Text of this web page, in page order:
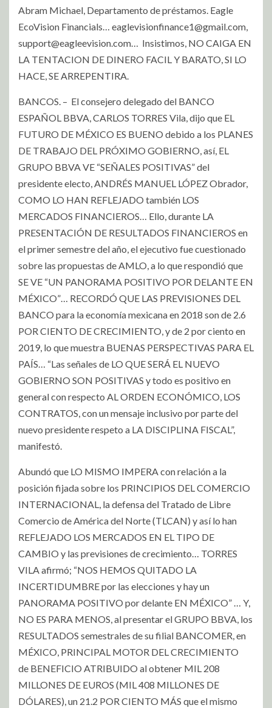
Abram Michael, Departamento de préstamos. Eagle
EcoVision Financials… eaglevisionfinance1@gmail.com
support@eagleevision.com … Insistimos, NO CAIGA EN
LA TENTACION DE DINERO FACIL Y BARATO, SI LO
HACE, SE ARREPENTIRA.
BANCOS. – El consejero delegado del BANCO
ESPAÑOL BBVA, CARLOS TORRES Vila, dijo que EL
FUTURO DE MÉXICO ES BUENO debido a los PLANES
DE TRABAJO DEL PRÓXIMO GOBIERNO, así, EL
GRUPO BBVA VE “SEÑALES POSITIVAS” del
presidente electo, ANDRÉS MANUEL LÓPEZ Obrador,
COMO LO HAN REFLEJADO también LOS
MERCADOS FINANCIEROS… Ello, durante LA
PRESENTACIÓN DE RESULTADOS FINANCIEROS en
el primer semestre del año, el ejecutivo fue cuestionado
sobre las propuestas de AMLO, a lo que respondió que
SE VE “UN PANORAMA POSITIVO POR DELANTE EN
MÉXICO”… RECORDÓ QUE LAS PREVISIONES DEL
BANCO para la economía mexicana en 2018 son de 2.6
POR CIENTO DE CRECIMIENTO, y de 2 por ciento en
2019, lo que muestra BUENAS PERSPECTIVAS PARA EL
PAÍS… “Las señales de LO QUE SERÁ EL NUEVO
GOBIERNO SON POSITIVAS y todo es positivo en
general con respecto AL ORDEN ECONÓMICO, LOS
CONTRATOS, con un mensaje inclusivo por parte del
nuevo presidente respeto a LA DISCIPLINA FISCAL”,
manifestó.
Abundó que LO MISMO IMPERA con relación a la
posición fijada sobre los PRINCIPIOS DEL COMERCIO
INTERNACIONAL, la defensa del Tratado de Libre
Comercio de América del Norte (TLCAN) y así lo han
REFLEJADO LOS MERCADOS EN EL TIPO DE
CAMBIO y las previsiones de crecimiento… TORRES
VILA afirmó; “NOS HEMOS QUITADO LA
INCERTIDUMBRE por las elecciones y hay un
PANORAMA POSITIVO por delante EN MÉXICO” … Y,
NO ES PARA MENOS, al presentar el GRUPO BBVA, los
RESULTADOS semestrales de su filial BANCOMER, en
MÉXICO, PRINCIPAL MOTOR DEL CRECIMIENTO
de BENEFICIO ATRIBUIDO al obtener MIL 208
MILLONES DE EUROS (MIL 408 MILLONES DE
DÓLARES), un 21.2 POR CIENTO MÁS que el mismo